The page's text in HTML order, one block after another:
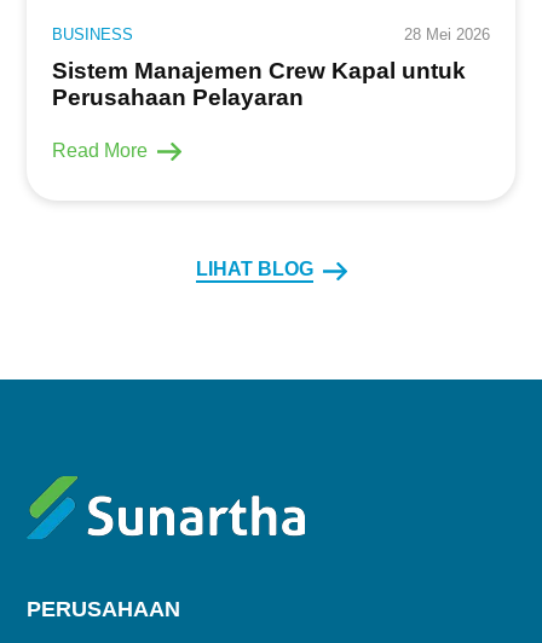
BUSINESS 28 Mei 2026
Sistem Manajemen Crew Kapal untuk
Perusahaan Pelayaran
Read More
LIHAT BLOG
PERUSAHAAN